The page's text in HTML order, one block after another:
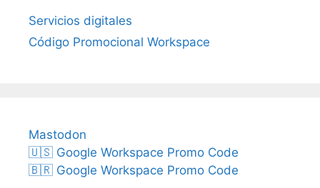
Servicios digitales
Código Promocional Workspace
Mastodon
🇺🇸 Google Workspace Promo Code
🇧🇷 Google Workspace Promo Code